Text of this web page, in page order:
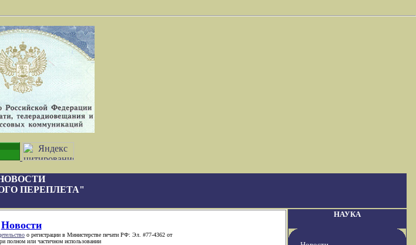
ПЕРЕПЛЕТА"
Новости
о регистрации в Министерстве печати РФ: Эл. #77-4362 от
полном или частичном использовании
НАУКА